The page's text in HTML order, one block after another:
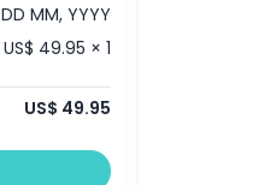
DD MM, YYYY
US$ 49.95 × 1
US$ 49.95